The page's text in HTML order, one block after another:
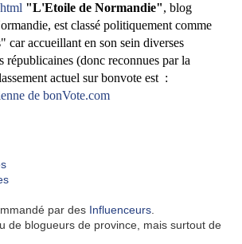
"L'Etoile de Normandie", blog
est classé politiquement comme
car accueillant en son sein diverses
républicaines (donc reconnues par la
actuel sur bonvote est :
par des Influenceurs.
de blogueurs de province, mais surtout de